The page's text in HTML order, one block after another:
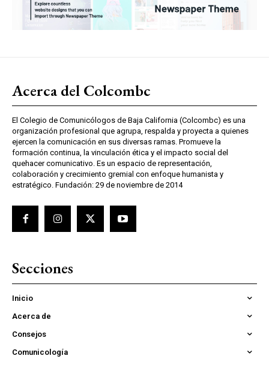
Acerca del Colcombc
El Colegio de Comunicólogos de Baja California (Colcombc) es una
organización profesional que agrupa, respalda y proyecta a quienes
ejercen la comunicación en sus diversas ramas. Promueve la
formación continua, la vinculación ética y el impacto social del
quehacer comunicativo. Es un espacio de representación,
colaboración y crecimiento gremial con enfoque humanista y
estratégico. Fundación: 29 de noviembre de 2014
Secciones
Inicio
Acerca de
Consejos
Comunicología